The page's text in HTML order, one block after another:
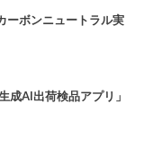
ーボンニュートラル実
成AI出荷検品アプリ」